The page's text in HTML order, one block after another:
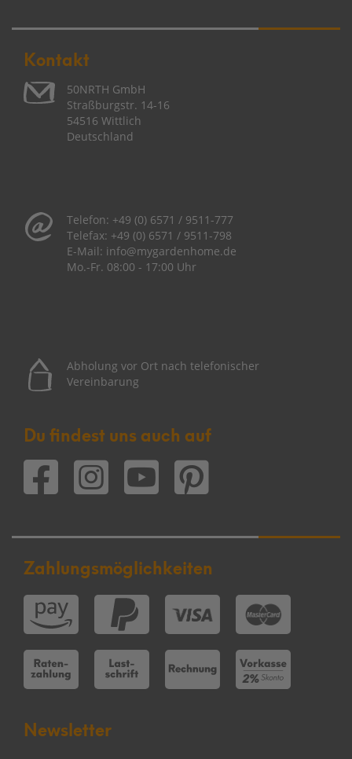
Kontakt
50NRTH GmbH
Straßburgstr. 14-16
54516 Wittlich
Deutschland
Telefon: +49 (0) 6571 / 9511-777
Telefax: +49 (0) 6571 / 9511-798
E-Mail: info@mygardenhome.de
Mo.-Fr. 08:00 - 17:00 Uhr
Abholung vor Ort nach telefonischer
Vereinbarung
Du findest uns auch auf
Zahlungsmöglichkeiten
Newsletter